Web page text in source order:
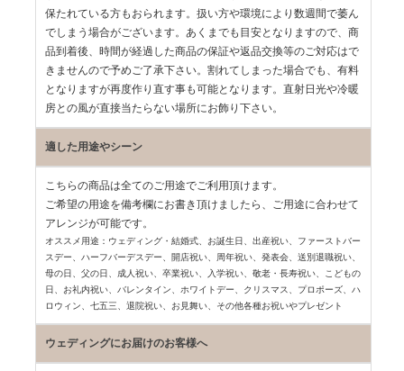
保たれている方もおられます。扱い方や環境により数週間で萎ん
でしまう場合がございます。あくまでも目安となりますので、商
品到着後、時間が経過した商品の保証や返品交換等のご対応はで
きませんので予めご了承下さい。割れてしまった場合でも、有料
となりますが再度作り直す事も可能となります。直射日光や冷暖
房との風が直接当たらない場所にお飾り下さい。
適した用途やシーン
こちらの商品は全てのご用途でご利用頂けます。
ご希望の用途を備考欄にお書き頂けましたら、ご用途に合わせて
アレンジが可能です。
オススメ用途：ウェディング・結婚式、お誕生日、出産祝い、ファーストバー
スデー、ハーフバーデスデー、開店祝い、周年祝い、発表会、送別退職祝い、
母の日、父の日、 成人祝い、卒業祝い、入学祝い、敬老・長寿祝い、こどもの
日、お礼内祝い、 バレンタイン、ホワイトデー、クリスマス、プロポーズ、ハ
ロウィン、七五三、退院祝い、お見舞い、その他各種お祝いやプレゼント
ウェディングにお届けのお客様へ